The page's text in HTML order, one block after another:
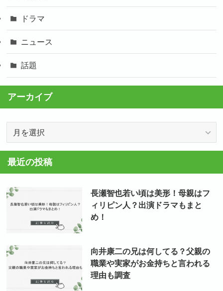
ドラマ
ニュース
話題
アーカイブ
カ
イ
最近の投稿
長瀬智也若い頃は美形！母親はフ
ィリピン人？出演ドラマもまと
め！
向井康二の兄は何してる？父親の
職業や実家がお金持ちと言われる
理由も調査